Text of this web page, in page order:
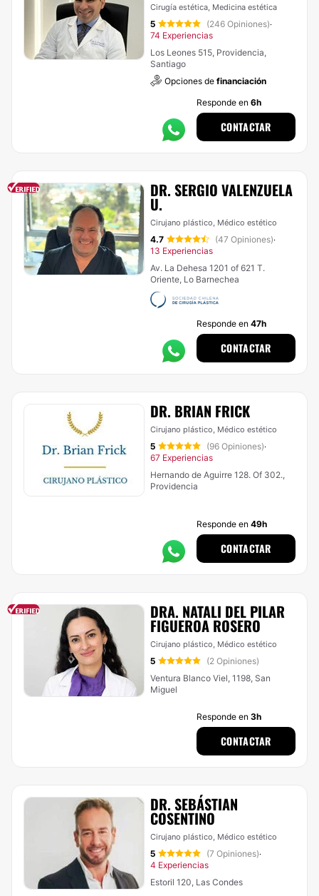
Cirugía estética, Medicina estética
5 (246 Opiniones)·
74 Experiencias
Los Leones 515, Providencia,
Santiago
Opciones de financiación
Responde en 6h
CONTACTAR
DR. SERGIO VALENZUELA
U.
Cirujano plástico, Médico estético
4.7 (47 Opiniones)·
13 Experiencias
Av. La Dehesa 1201 of 621 T.
Oriente, Lo Barnechea
Responde en 47h
CONTACTAR
DR. BRIAN FRICK
Cirujano plástico, Médico estético
5 (96 Opiniones)·
67 Experiencias
Hernando de Aguirre 128. Of 302.,
Providencia
Responde en 49h
CONTACTAR
DRA. NATALI DEL PILAR
FIGUEROA ROSERO
Cirujano plástico, Médico estético
5
(2 Opiniones)
Ventura Blanco Viel, 1198, San
Miguel
Responde en 3h
CONTACTAR
DR. SEBÁSTIAN
COSENTINO
Cirujano plástico, Médico estético
5 (7 Opiniones)·
4 Experiencias
Estoril 120, Las Condes